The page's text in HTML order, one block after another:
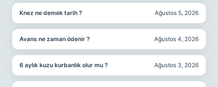
Knez ne demek tarih ? Ağustos 5, 2026
Avans ne zaman ödenir ? Ağustos 4, 2026
6 aylık kuzu kurbanlık olur mu ? Ağustos 3, 2026